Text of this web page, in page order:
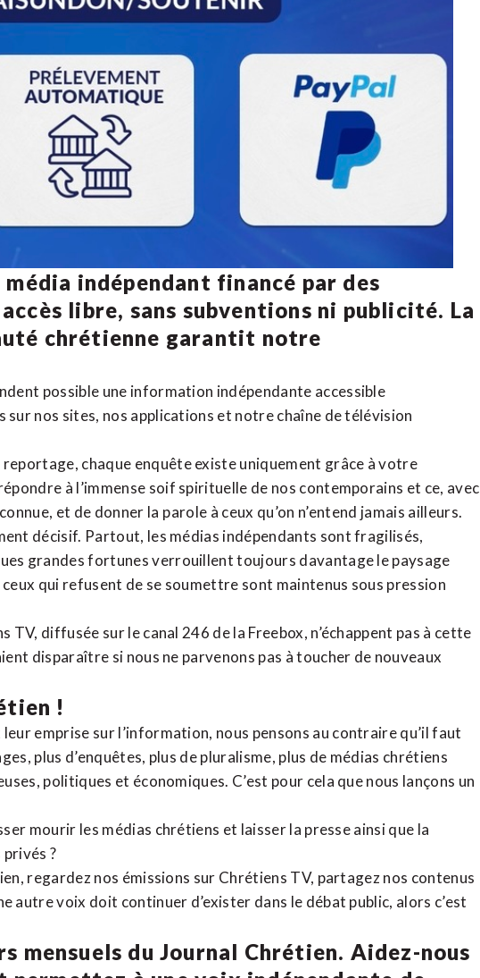
indépendant financé par des
libre, sans subventions ni publicité. La
chrétienne garantit notre
possible une information indépendante accessible
sur nos sites, nos applications et notrechaîne de télévision
chaque enquête existe uniquement grâce à votre
à l’immense soif spirituelle de nos contemporains et ce, avec
et de donner la parole à ceux qu’on n’entend jamais ailleurs.
décisif. Partout, les médias indépendants sont fragilisés,
grandes fortunes verrouillent toujours davantage le paysage
qui refusent de se soumettre sont maintenus sous pression
TV, diffusée sur le canal 246 de la Freebox, n’échappent pas à cette
disparaître si nous ne parvenons pas à toucher de nouveaux
!
emprise sur l’information, nous pensons au contraire qu’il faut
plus d’enquêtes, plus de pluralisme, plus de médias chrétiens
politiques et économiques. C’est pour cela que nous lançons un
mourir les médias chrétiens et laisser la presse ainsi que la
?
regardez nos émissions sur Chrétiens TV, partagez nos contenus
autre voix doit continuer d’exister dans le débat public, alors c’est
mensuels du Journal Chrétien. Aidez-nous